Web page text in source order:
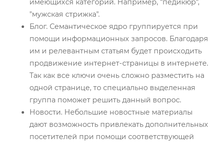
имеющихся категорий. Например, "педикюр",
"мужская стрижка".
Блог. Семантическое ядро группируется при
помощи информационных запросов. Благодаря
им и релевантным статьям будет происходить
продвижение интернет-страницы в интернете.
Так как все ключи очень сложно разместить на
одной странице, то специально выделенная
группа поможет решить данный вопрос.
Новости. Небольшие новостные материалы
дают возможность привлекать дополнительных
посетителей при помощи соответствующей